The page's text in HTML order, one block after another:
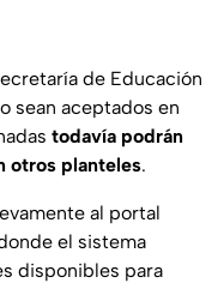
de Educación
sean aceptados en
todavía podrán
otros planteles.
al portal
el sistema
disponibles para